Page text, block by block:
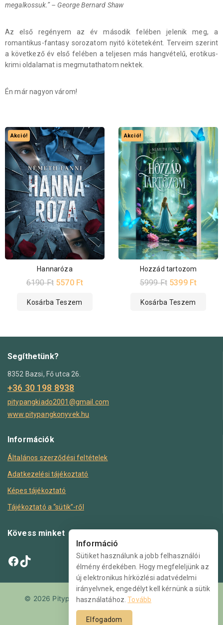
megalkossuk.” – George Bernard Shaw
Az első regényem az év második felében jelenik meg, a
romantikus-fantasy sorozatom nyitó köteteként. Terveim szerint
a következő év első felében a teljesen más hangvételű, erotikus-
krimi oldalamat is megmutathatom nektek.
Én már nagyon várom!
Akció!
Hannaróza
6190Ft 5570 Ft
Kosárba Teszem
Akció!
Hozzád tartozom
5999Ft 5399 Ft
Kosárba Teszem
Segíthetünk?
8352 Bazsi, Fő utca 26.
+36 30 198 8938
pitypangkiado2001@gmail.com
www.pitypangkonyvek.hu
Információk
Általános szerződési feltételek
Adatkezelési tájékoztató
Képes tájékoztató
Tájékoztató a “sütik”-ről
Kövess minket
© 2026 PitypangKönyvek.hu Minden jog fenntartva.
Információ
Sütiket használunk a jobb felhasználói
élmény érdekében. Hogy megfeleljünk az
új elektronikus hírközlési adatvédelmi
irányelvnek, engedélyt kell kérnünk a sütik
használatához.Tovább
Elfogadom